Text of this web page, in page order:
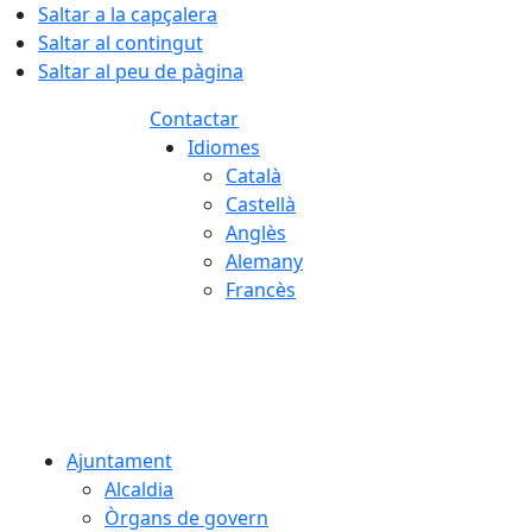
Saltar a la capçalera
Saltar al contingut
Saltar al peu de pàgina
Contactar
Idiomes
Català
Castellà
Anglès
Alemany
Francès
Ajuntament
Alcaldia
Òrgans de govern